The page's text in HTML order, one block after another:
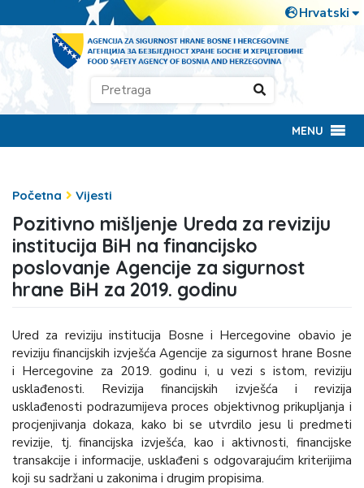
MENU
Početna Vijesti
Pozitivno mišljenje Ureda za reviziju
institucija BiH na financijsko
poslovanje Agencije za sigurnost
hrane BiH za 2019. godinu
Ured za reviziju institucija Bosne i Hercegovine obavio je
reviziju financijskih izvješća Agencije za sigurnost hrane Bosne
i Hercegovine za 2019. godinu i, u vezi s istom, reviziju
usklađenosti. Revizija financijskih izvješća i revizija
usklađenosti podrazumijeva proces objektivnog prikupljanja i
procjenjivanja dokaza, kako bi se utvrdilo jesu li predmeti
revizije, tj. financijska izvješća, kao i aktivnosti, financijske
transakcije i informacije, usklađeni s odgovarajućim kriterijima
koji su sadržani u zakonima i drugim propisima.